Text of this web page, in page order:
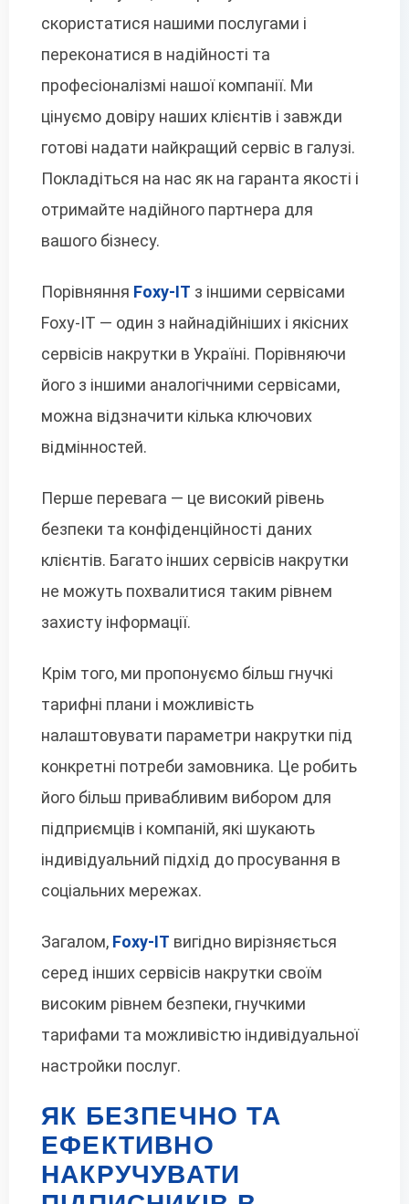
скористатися нашими послугами і
переконатися в надійності та
професіоналізмі нашої компанії. Ми
цінуємо довіру наших клієнтів і завжди
готові надати найкращий сервіс в галузі.
Покладіться на нас як на гаранта якості і
отримайте надійного партнера для
вашого бізнесу.
Порівняння Foxy-IT з іншими сервісами
Foxy-IT — один з найнадійніших і якісних
сервісів накрутки в Україні. Порівняючи
його з іншими аналогічними сервісами,
можна відзначити кілька ключових
відмінностей.
Перше перевага — це високий рівень
безпеки та конфіденційності даних
клієнтів. Багато інших сервісів накрутки
не можуть похвалитися таким рівнем
захисту інформації.
Крім того, ми пропонуємо більш гнучкі
тарифні плани і можливість
налаштовувати параметри накрутки під
конкретні потреби замовника. Це робить
його більш привабливим вибором для
підприємців і компаній, які шукають
індивідуальний підхід до просування в
соціальних мережах.
Загалом, Foxy-IT вигідно вирізняється
серед інших сервісів накрутки своїм
високим рівнем безпеки, гнучкими
тарифами та можливістю індивідуальної
настройки послуг.
ЯК БЕЗПЕЧНО ТА
ЕФЕКТИВНО
НАКРУЧУВАТИ